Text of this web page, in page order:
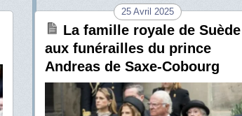
25 Avril 2025
La famille royale de Suède
aux funérailles du prince
Andreas de Saxe-Cobourg